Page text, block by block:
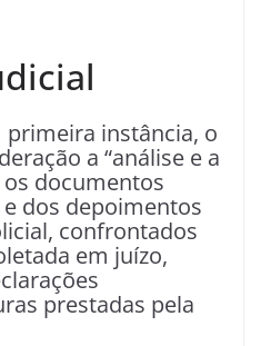
primeira instância, o
a “análise e a
documentos
dos depoimentos
confrontados
em juízo,
prestadas pela